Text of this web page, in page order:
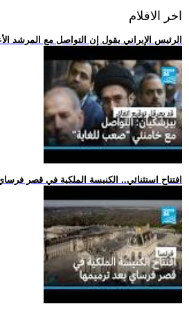
اخر الافلام
.. الرئيس الإيراني يقول إن التواصل مع المرشد
.. افتتاح استثنائي.. الكنيسة الملكية في قصر